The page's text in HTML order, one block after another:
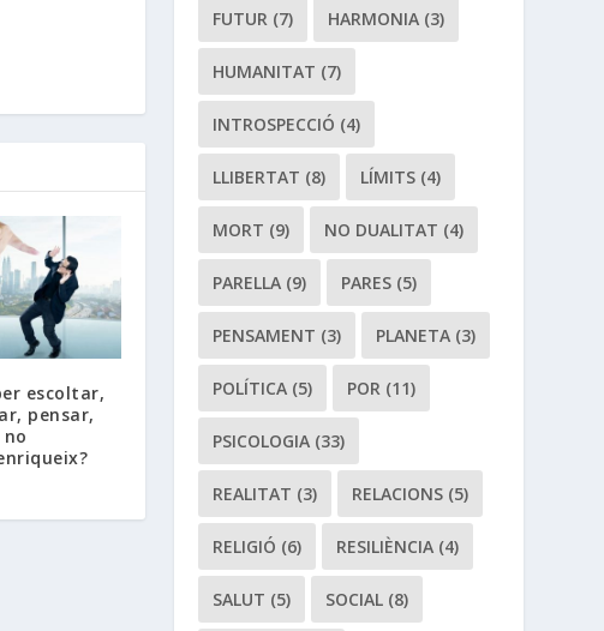
escoltar,
pensar,
FUTUR (7) HARMONIA (3)
HUMANITAT (7)
INTROSPECCIÓ (4)
LLIBERTAT (8) LÍMITS (4)
MORT (9) NO DUALITAT (4)
PARELLA (9) PARES (5)
PENSAMENT (3) PLANETA (3)
POLÍTICA (5) POR (11)
PSICOLOGIA (33)
REALITAT (3) RELACIONS (5)
RELIGIÓ (6) RESILIÈNCIA (4)
SALUT (5) SOCIAL (8)